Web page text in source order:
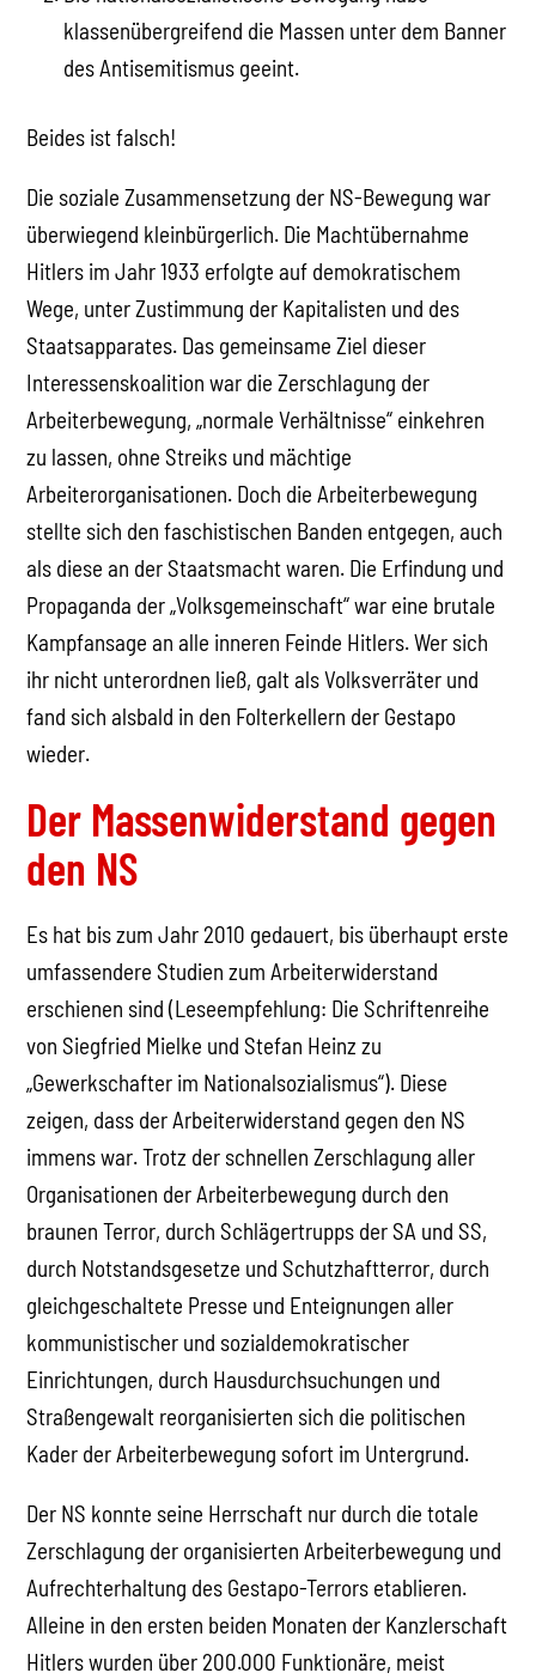
klassenübergreifend die Massen unter dem Banner
des Antisemitismus geeint.
Beides ist falsch!
Die soziale Zusammensetzung der NS-Bewegung war
überwiegend kleinbürgerlich. Die Machtübernahme
Hitlers im Jahr 1933 erfolgte auf demokratischem
Wege, unter Zustimmung der Kapitalisten und des
Staatsapparates. Das gemeinsame Ziel dieser
Interessenskoalition war die Zerschlagung der
Arbeiterbewegung, „normale Verhältnisse“ einkehren
zu lassen, ohne Streiks und mächtige
Arbeiterorganisationen. Doch die Arbeiterbewegung
stellte sich den faschistischen Banden entgegen, auch
als diese an der Staatsmacht waren. Die Erfindung und
Propaganda der „Volksgemeinschaft“ war eine brutale
Kampfansage an alle inneren Feinde Hitlers. Wer sich
ihr nicht unterordnen ließ, galt als Volksverräter und
fand sich alsbald in den Folterkellern der Gestapo
wieder.
Der Massenwiderstand gegen
den NS
Es hat bis zum Jahr 2010 gedauert, bis überhaupt erste
umfassendere Studien zum Arbeiterwiderstand
erschienen sind (Leseempfehlung: Die Schriftenreihe
von Siegfried Mielke und Stefan Heinz zu
„Gewerkschafter im Nationalsozialismus“). Diese
zeigen, dass der Arbeiterwiderstand gegen den NS
immens war. Trotz der schnellen Zerschlagung aller
Organisationen der Arbeiterbewegung durch den
braunen Terror, durch Schlägertrupps der SA und SS,
durch Notstandsgesetze und Schutzhaftterror, durch
gleichgeschaltete Presse und Enteignungen aller
kommunistischer und sozialdemokratischer
Einrichtungen, durch Hausdurchsuchungen und
Straßengewalt reorganisierten sich die politischen
Kader der Arbeiterbewegung sofort im Untergrund.
Der NS konnte seine Herrschaft nur durch die totale
Zerschlagung der organisierten Arbeiterbewegung und
Aufrechterhaltung des Gestapo-Terrors etablieren.
Alleine in den ersten beiden Monaten der Kanzlerschaft
Hitlers wurden über 200.000 Funktionäre, meist